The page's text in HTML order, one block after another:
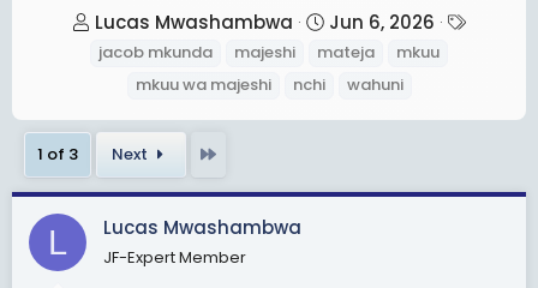
T
h
a
s
Lucas Mwashambwa
S
t
a
Jun 6, 2026
T
jacob mkunda majeshi mateja
mkuu
mkuu wa majeshi
nchi wahuni
1 of 3 Next
L Lucas Mwashambwa
JF-Expert Member